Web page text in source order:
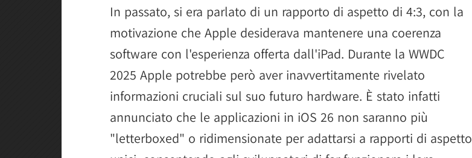
In passato, si era parlato di un rapporto di aspetto di 4:3, con la
motivazione che Apple desiderava mantenere una coerenza
software con l'esperienza offerta dall'iPad. Durante la WWDC
2025 Apple potrebbe però aver inavvertitamente rivelato
informazioni cruciali sul suo futuro hardware. È stato infatti
annunciato che le applicazioni in iOS 26 non saranno più
"letterboxed" o ridimensionate per adattarsi a rapporti di aspetto